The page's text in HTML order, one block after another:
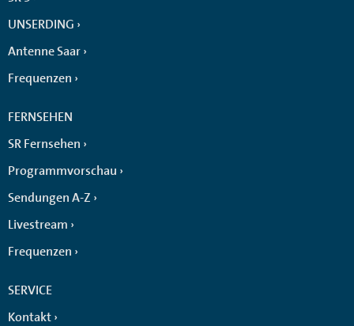
UNSERDING
Antenne Saar
Frequenzen
FERNSEHEN
SR Fernsehen
Programmvorschau
Sendungen A-Z
Livestream
Frequenzen
SERVICE
Kontakt